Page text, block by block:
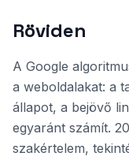
Röviden
A Google
a weboldalakat: a
állapot, a bejövő
egyaránt számít.
szakértelem,